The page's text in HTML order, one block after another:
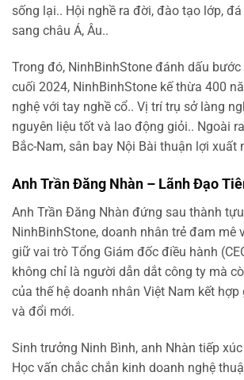
sống lại.. Hội nghề ra đời, đào tạo lớp,
sang châu Á, Âu..
Trong đó, NinhBinhStone đánh dấu
cuối 2024, NinhBinhStone kế thừa 400
nghệ với tay nghề cổ.. Vị trí trụ sở làng
nguyên liệu tốt và lao động giỏi.. Ngoài
Bắc-Nam, sân bay Nội Bài thuận lợi xuất
Anh Trần Đăng Nhàn – Lãnh Đạo
Anh Trần Đăng Nhàn đứng sau thành
NinhBinhStone, doanh nhân trẻ đam mê
giữ vai trò Tổng Giám đốc điều hành
không chỉ là người dẫn dắt công ty mà
của thế hệ doanh nhân Việt Nam kết
và đổi mới.
Sinh trưởng Ninh Bình, anh Nhàn tiếp
Học vấn chắc chắn kinh doanh nghệ